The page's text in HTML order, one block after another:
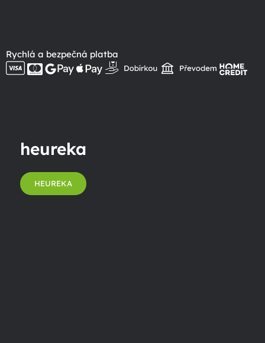
Rychlá a bezpečná platba
heureka
HEUREKA